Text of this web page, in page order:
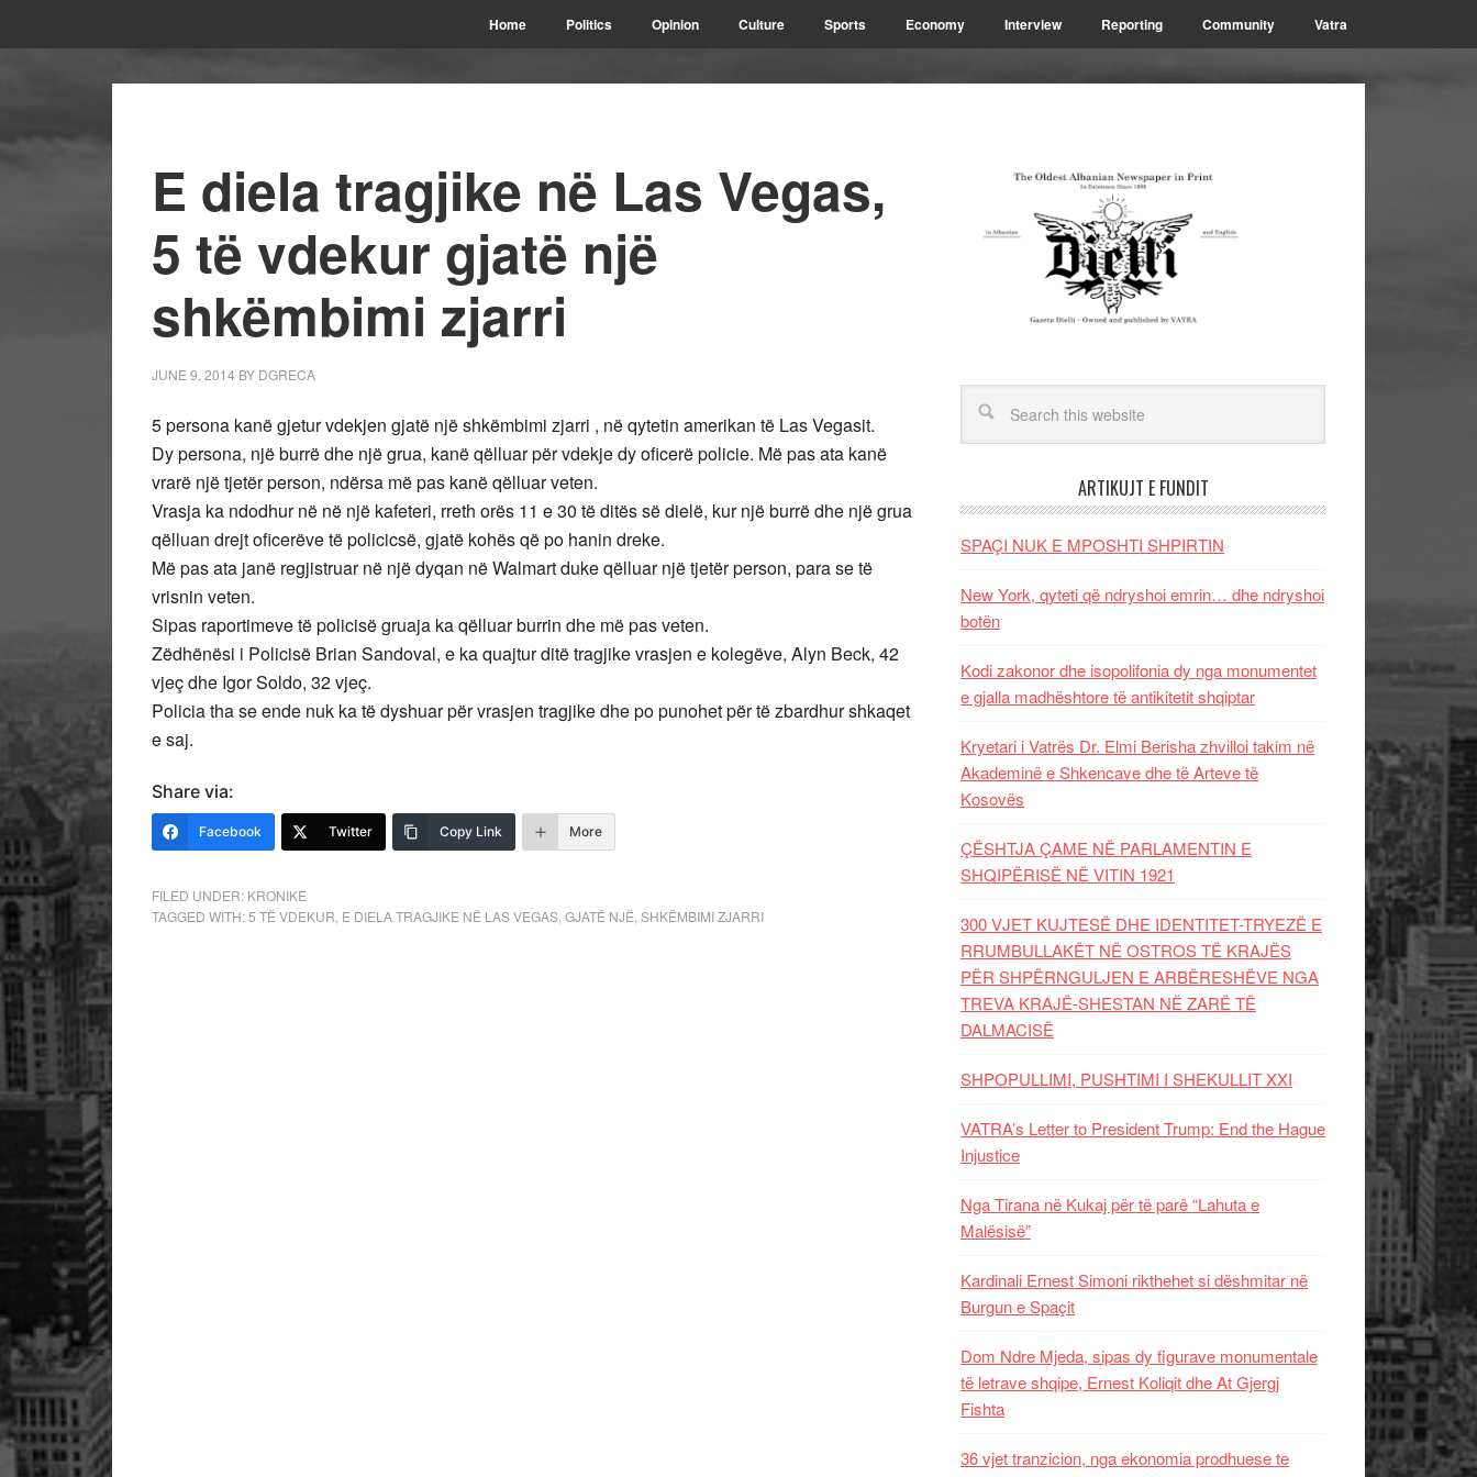
Home Politics Opinion Culture Sports Economy Interview Reporting Community Vatra
E diela tragjike në Las Vegas,
5 të vdekur gjatë një
shkëmbimi zjarri
JUNE 9, 2014 BY DGRECA
5 persona kanë gjetur vdekjen gjatë një shkëmbimi zjarri , në qytetin amerikan të Las Vegasit.
Dy persona, një burrë dhe një grua, kanë qëlluar për vdekje dy oficerë policie. Më pas ata kanë
vrarë një tjetër person, ndërsa më pas kanë qëlluar veten.
Vrasja ka ndodhur në në një kafeteri, rreth orës 11 e 30 të ditës së dielë, kur një burrë dhe një grua
qëlluan drejt oficerëve të policicsë, gjatë kohës që po hanin dreke.
Më pas ata janë regjistruar në një dyqan në Walmart duke qëlluar një tjetër person, para se të
vrisnin veten.
Sipas raportimeve të policisë gruaja ka qëlluar burrin dhe më pas veten.
Zëdhënësi i Policisë Brian Sandoval, e ka quajtur ditë tragjike vrasjen e kolegëve, Alyn Beck, 42
vjeç dhe Igor Soldo, 32 vjeç.
Policia tha se ende nuk ka të dyshuar për vrasjen tragjike dhe po punohet për të zbardhur shkaqet
e saj.
Share via:
Facebook Twitter Copy Link More
FILED UNDER: KRONIKE
TAGGED WITH:5 TË VDEKUR E DIELA TRAGJIKE NË LAS VEGAS GJATË NJË SHKËMBIMI ZJARRI
ARTIKUJT E FUNDIT
SPAÇI NUK E MPOSHTI SHPIRTIN
New York, qyteti që ndryshoi emrin… dhe ndryshoi
botën
Kodi zakonor dhe isopolifonia dy nga monumentet
e gjalla madhështore të antikitetit shqiptar
Kryetari i Vatrës Dr. Elmi Berisha zhvilloi takim në
Akademinë e Shkencave dhe të Arteve të
Kosovës
ÇËSHTJA ÇAME NË PARLAMENTIN E
SHQIPËRISË NË VITIN 1921
300 VJET KUJTESË DHE IDENTITET-TRYEZË E
RRUMBULLAKËT NË OSTROS TË KRAJËS
PËR SHPËRNGULJEN E ARBËRESHËVE NGA
TREVA KRAJË-SHESTAN NË ZARË TË
DALMACISË
SHPOPULLIMI, PUSHTIMI I SHEKULLIT XXI
VATRA’s Letter to President Trump: End the Hague
Injustice
Nga Tirana në Kukaj për të parë “Lahuta e
Malësisë”
Kardinali Ernest Simoni rikthehet si dëshmitar në
Burgun e Spaçit
Dom Ndre Mjeda, sipas dy figurave monumentale
të letrave shqipe, Ernest Koliqit dhe At Gjergj
Fishta
36 vjet tranzicion, nga ekonomia prodhuese te